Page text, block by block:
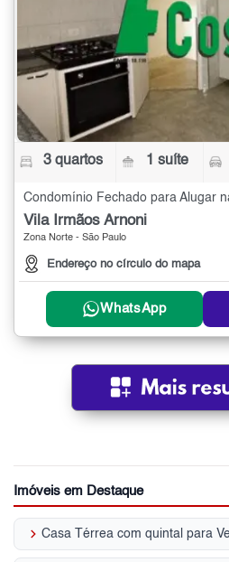
3 quartos 1 suíte
Vila Irmãos Arnoni
Zona Norte - São Paulo
Endereço no círculo do mapa
WhatsApp
Imóveis em Destaque
keyboard_arrow_right